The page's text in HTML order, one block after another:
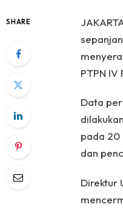
SHARE
PTPN
Data
pada 20
dan
Direktur